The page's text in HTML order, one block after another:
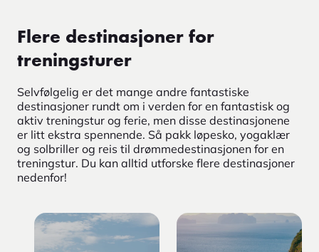
Flere destinasjoner for
treningsturer
Selvfølgelig er det mange andre fantastiske
destinasjoner rundt om i verden for en fantastisk og
aktiv treningstur og ferie, men disse destinasjonene
er litt ekstra spennende. Så pakk løpesko, yogaklær
og solbriller og reis til drømmedestinasjonen for en
treningstur. Du kan alltid utforske flere destinasjoner
nedenfor!